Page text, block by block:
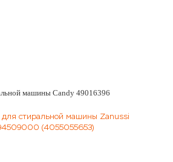
машины Candy 49016396